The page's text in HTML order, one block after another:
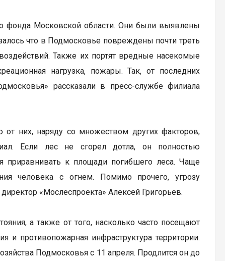
фонда Московской области. Они были выявлены
что в Подмосковье повреждены почти треть
Также их портят вредные насекомые
нагрузка, пожары. Так, от последних
рассказали в пресс-службе филиала
них, наряду со множеством других факторов,
Если лес не сгорел дотла, он полностью
приравнивать к площади погибшего леса. Чаще
человека с огнем. Помимо прочего, угрозу
«Мослеспроекта» Алексей Григорьев.
а также от того, насколько часто посещают
противопожарная инфраструктура территории.
Подмосковья с 11 апреля. Продлится он до